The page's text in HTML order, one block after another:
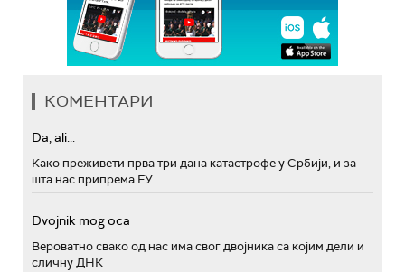
КОМЕНТАРИ
Da, ali...
Како преживети прва три дана катастрофе у Србији, и за
шта нас припрема ЕУ
Dvojnik mog oca
Вероватно свако од нас има свог двојника са којим дели и
сличну ДНК